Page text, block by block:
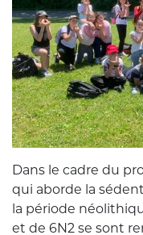
Dans le cadre du
qui aborde la
la période
et de 6N2 se sont